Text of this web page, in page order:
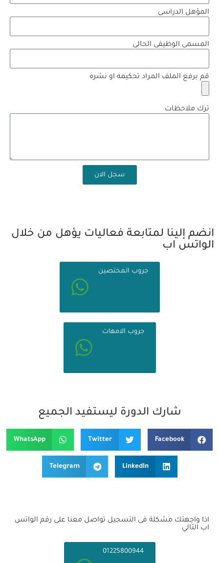
المؤهل الدراسى
المسمى الوظيفى الحالى
قم برفع الملف المراد تحكيمه او نشره
ترك ملاحظات
سجل الان
انضم إلينا لمتابعة فعاليات يؤهل من خلال
الواتس اب
جروب المختصين
جروب الامهات
شارك الدورة ليستفيد الجميع
Facebook
Twitter
WhatsApp
LinkedIn
Telegram
اذا واجهتك مشكلة فى التسجيل تواصل معنا على رقم الواتس
اب التالي
01225800944